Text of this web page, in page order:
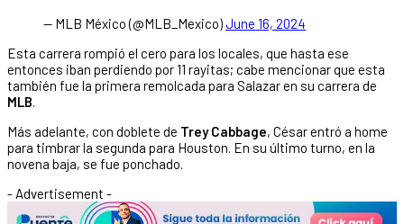
— MLB México (@MLB_Mexico)June 16, 2024
Esta carrera rompió el cero para los locales, que hasta ese
entonces iban perdiendo por 11 rayitas; cabe mencionar que esta
también fue la primera remolcada para Salazar en su carrera de
MLB.
Más adelante, con doblete de Trey Cabbage, César entró a home
para timbrar la segunda para Houston. En su último turno, en la
novena baja, se fue ponchado.
- Advertisement -